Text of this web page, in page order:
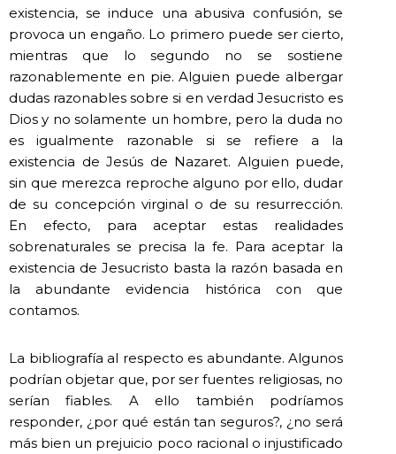
existencia, se induce una abusiva confusión, se
provoca un engaño. Lo primero puede ser cierto,
mientras que lo segundo no se sostiene
razonablemente en pie. Alguien puede albergar
dudas razonables sobre si en verdad Jesucristo es
Dios y no solamente un hombre, pero la duda no
es igualmente razonable si se refiere a la
existencia de Jesús de Nazaret. Alguien puede,
sin que merezca reproche alguno por ello, dudar
de su concepción virginal o de su resurrección.
En efecto, para aceptar estas realidades
sobrenaturales se precisa la fe. Para aceptar la
existencia de Jesucristo basta la razón basada en
la abundante evidencia histórica con que
contamos.
La bibliografía al respecto es abundante. Algunos
podrían objetar que, por ser fuentes religiosas, no
serían fiables. A ello también podríamos
responder, ¿por qué están tan seguros?, ¿no será
más bien un prejuicio poco racional o injustificado